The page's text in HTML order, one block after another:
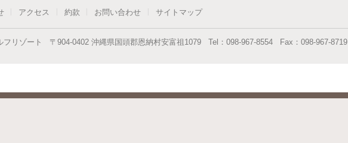
アクセス 約款 お問い合わせ サイトマップ
フリゾート 〒 904-0402 沖縄県国頭郡恩納村安富祖1079 Tel： 098-967-8554 Fax： 098-967-8719